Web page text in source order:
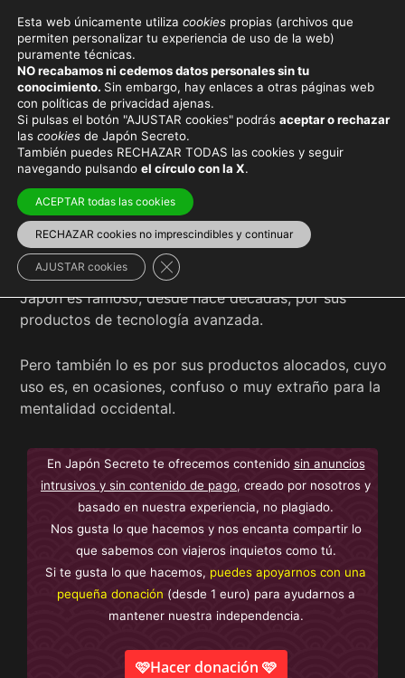
PRODUCTOS
JAPONESES
Viaja con el mejor seguro
Japón es famoso, desde hace décadas, por sus
productos de tecnología avanzada.
Pero también lo es por sus productos alocados, cuyo
uso es, en ocasiones, confuso o muy extraño para la
mentalidad occidental.
En Japón Secreto te ofrecemos contenido sin anuncios
intrusivos y sin contenido de pago, creado por nosotros y
basado en nuestra experiencia, no plagiado.
Nos gusta lo que hacemos y nos encanta compartir lo
que sabemos con viajeros inquietos como tú.
Si te gusta lo que hacemos, puedes apoyarnos con una
pequeña donación (desde 1 euro) para ayudarnos a
mantener nuestra independencia.
🩷Hacer donación 🩷
Esta web únicamente utiliza cookies propias (archivos que
permiten personalizar tu experiencia de uso de la web)
puramente técnicas.
NO recabamos ni cedemos datos personales sin tu
conocimiento. Sin embargo, hay enlaces a otras páginas web
con políticas de privacidad ajenas.
Si pulsas el botón "AJUSTAR cookies" podrás aceptar o rechazar
las cookies de Japón Secreto.
También puedes RECHAZAR TODAS las cookies y seguir
navegando pulsando el círculo con la X.
ACEPTAR todas las cookies
RECHAZAR cookies no imprescindibles y continuar
AJUSTAR cookies Cerrar el banner de cookies RGPD